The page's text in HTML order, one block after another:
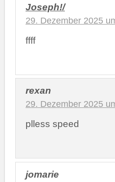
Joseph!/
29. Dezember 2025
ffff
rexan
29. Dezember 2025
plless speed
jomarie